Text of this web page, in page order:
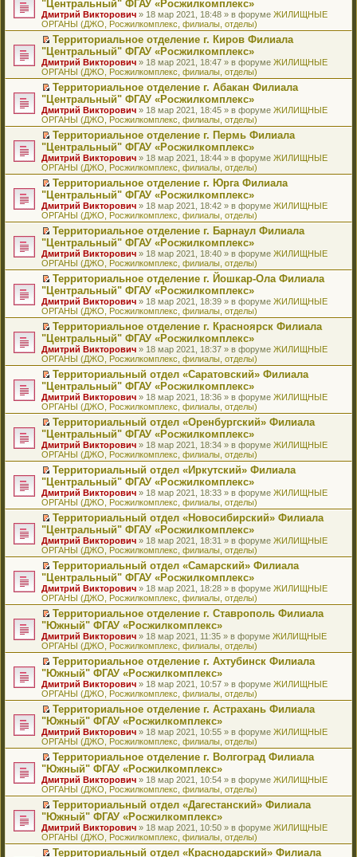
и
ю
щ
е
н
и
ю
у
с
о
о
б
щ
е
н
и
ю
н
н
о
м
с
о
о
б
щ
е
н
и
ю
и
т
а
н
н
о
м
у
с
о
о
б
щ
е
н
и
ю
е
п
р
о
ч
и
т
а
н
н
о
м
у
с
о
о
б
щ
е
н
и
ю
в
о
м
у
н
е
п
р
о
ч
и
т
а
н
н
о
м
у
с
о
о
б
щ
е
н
и
ю
и
к
п
е
р
в
о
м
у
н
е
п
р
о
ч
и
т
а
н
н
о
м
у
с
о
о
б
щ
е
н
и
ю
е
р
е
й
т
и
к
п
е
р
в
о
м
у
н
е
п
р
о
ч
и
т
а
н
н
о
м
у
с
о
о
б
щ
е
н
и
ю
"Центральный" ФГАУ «Росжилкомплекс»
Дмитрий Викторович » 18 мар 2021, 18:48 » в форуме ЖИЛИЩНЫЕ
ОРГАНЫ (ДЖО, Росжилкомплекс, филиалы, отделы)
П
е
р
е
й
т
и
к
п
е
р
в
о
м
у
н
е
п
р
о
ч
и
т
а
н
н
о
м
у
с
о
о
б
щ
е
н
и
ю
Территориальное отделение г. Киров Филиала
"Центральный" ФГАУ «Росжилкомплекс»
Дмитрий Викторович » 18 мар 2021, 18:47 » в форуме ЖИЛИЩНЫЕ
ОРГАНЫ (ДЖО, Росжилкомплекс, филиалы, отделы)
П
е
р
е
й
т
и
к
п
е
р
в
о
м
у
н
е
п
р
о
ч
и
т
а
н
н
о
м
у
с
о
о
б
щ
е
н
и
ю
Территориальное отделение г. Абакан Филиала
"Центральный" ФГАУ «Росжилкомплекс»
Дмитрий Викторович » 18 мар 2021, 18:45 » в форуме ЖИЛИЩНЫЕ
ОРГАНЫ (ДЖО, Росжилкомплекс, филиалы, отделы)
П
е
р
е
й
т
и
к
п
е
р
в
о
м
у
н
е
п
р
о
ч
и
т
а
н
н
о
м
у
с
о
о
б
щ
е
н
и
ю
Территориальное отделение г. Пермь Филиала
"Центральный" ФГАУ «Росжилкомплекс»
Дмитрий Викторович » 18 мар 2021, 18:44 » в форуме ЖИЛИЩНЫЕ
ОРГАНЫ (ДЖО, Росжилкомплекс, филиалы, отделы)
П
е
р
е
й
т
и
к
п
е
р
в
о
м
у
н
е
п
р
о
ч
и
т
а
н
н
о
м
у
с
о
о
б
щ
е
н
и
ю
Территориальное отделение г. Юрга Филиала
"Центральный" ФГАУ «Росжилкомплекс»
Дмитрий Викторович » 18 мар 2021, 18:42 » в форуме ЖИЛИЩНЫЕ
ОРГАНЫ (ДЖО, Росжилкомплекс, филиалы, отделы)
П
е
р
е
й
т
и
к
п
е
р
в
о
м
у
н
е
п
р
о
ч
и
т
а
н
н
о
м
у
с
о
о
б
щ
е
н
и
ю
Территориальное отделение г. Барнаул Филиала
"Центральный" ФГАУ «Росжилкомплекс»
Дмитрий Викторович » 18 мар 2021, 18:40 » в форуме ЖИЛИЩНЫЕ
ОРГАНЫ (ДЖО, Росжилкомплекс, филиалы, отделы)
П
е
р
е
й
т
и
к
п
е
р
в
о
м
у
н
е
п
р
о
ч
и
т
а
н
н
о
м
у
с
о
о
б
щ
е
н
и
ю
Территориальное отделение г. Йошкар-Ола Филиала
"Центральный" ФГАУ «Росжилкомплекс»
Дмитрий Викторович » 18 мар 2021, 18:39 » в форуме ЖИЛИЩНЫЕ
ОРГАНЫ (ДЖО, Росжилкомплекс, филиалы, отделы)
П
е
р
е
й
т
и
к
п
е
р
в
о
м
у
н
е
п
р
о
ч
и
т
а
н
н
о
м
у
с
о
о
б
щ
е
н
и
ю
Территориальное отделение г. Красноярск Филиала
"Центральный" ФГАУ «Росжилкомплекс»
Дмитрий Викторович » 18 мар 2021, 18:37 » в форуме ЖИЛИЩНЫЕ
ОРГАНЫ (ДЖО, Росжилкомплекс, филиалы, отделы)
П
е
р
е
й
т
и
к
п
е
р
в
о
м
у
н
е
п
р
о
ч
и
т
а
н
н
о
м
у
с
о
о
б
щ
е
н
и
ю
Территориальный отдел «Саратовский» Филиала
"Центральный" ФГАУ «Росжилкомплекс»
Дмитрий Викторович » 18 мар 2021, 18:36 » в форуме ЖИЛИЩНЫЕ
ОРГАНЫ (ДЖО, Росжилкомплекс, филиалы, отделы)
П
е
р
е
й
т
и
к
п
е
р
в
о
м
у
н
е
п
р
о
ч
и
т
а
н
н
о
м
у
с
о
о
б
щ
е
н
и
ю
Территориальный отдел «Оренбургский» Филиала
"Центральный" ФГАУ «Росжилкомплекс»
Дмитрий Викторович » 18 мар 2021, 18:34 » в форуме ЖИЛИЩНЫЕ
ОРГАНЫ (ДЖО, Росжилкомплекс, филиалы, отделы)
П
е
р
е
й
т
и
к
п
е
р
в
о
м
у
н
е
п
р
о
ч
и
т
а
н
н
о
м
у
с
о
о
б
щ
е
н
и
ю
Территориальный отдел «Иркутский» Филиала
"Центральный" ФГАУ «Росжилкомплекс»
Дмитрий Викторович » 18 мар 2021, 18:33 » в форуме ЖИЛИЩНЫЕ
ОРГАНЫ (ДЖО, Росжилкомплекс, филиалы, отделы)
П
е
р
е
й
т
и
к
п
е
р
в
о
м
у
н
е
п
р
о
ч
и
т
а
н
н
о
м
у
с
о
о
б
щ
е
Территориальный отдел «Новосибирский» Филиала
"Центральный" ФГАУ «Росжилкомплекс»
Дмитрий Викторович » 18 мар 2021, 18:31 » в форуме ЖИЛИЩНЫЕ
ОРГАНЫ (ДЖО, Росжилкомплекс, филиалы, отделы)
П
е
р
е
й
т
и
к
п
е
р
в
о
м
у
н
е
п
р
о
ч
и
т
а
н
н
о
м
у
с
Территориальный отдел «Самарский» Филиала
"Центральный" ФГАУ «Росжилкомплекс»
Дмитрий Викторович » 18 мар 2021, 18:28 » в форуме ЖИЛИЩНЫЕ
ОРГАНЫ (ДЖО, Росжилкомплекс, филиалы, отделы)
П
е
р
е
й
т
и
к
п
е
р
в
о
м
у
н
е
п
р
о
ч
и
т
а
н
Территориальное отделение г. Ставрополь Филиала
"Южный" ФГАУ «Росжилкомплекс»
Дмитрий Викторович » 18 мар 2021, 11:35 » в форуме ЖИЛИЩНЫЕ
ОРГАНЫ (ДЖО, Росжилкомплекс, филиалы, отделы)
П
е
р
е
й
т
и
к
п
е
р
в
о
м
у
н
е
п
р
о
Территориальное отделение г. Ахтубинск Филиала
"Южный" ФГАУ «Росжилкомплекс»
Дмитрий Викторович » 18 мар 2021, 10:57 » в форуме ЖИЛИЩНЫЕ
ОРГАНЫ (ДЖО, Росжилкомплекс, филиалы, отделы)
П
е
р
е
й
т
и
к
п
е
р
в
о
м
у
Территориальное отделение г. Астрахань Филиала
"Южный" ФГАУ «Росжилкомплекс»
Дмитрий Викторович » 18 мар 2021, 10:55 » в форуме ЖИЛИЩНЫЕ
ОРГАНЫ (ДЖО, Росжилкомплекс, филиалы, отделы)
П
е
р
е
й
т
и
к
п
е
Территориальное отделение г. Волгоград Филиала
"Южный" ФГАУ «Росжилкомплекс»
Дмитрий Викторович » 18 мар 2021, 10:54 » в форуме ЖИЛИЩНЫЕ
ОРГАНЫ (ДЖО, Росжилкомплекс, филиалы, отделы)
П
е
р
е
й
Территориальный отдел «Дагестанский» Филиала
"Южный" ФГАУ «Росжилкомплекс»
Дмитрий Викторович » 18 мар 2021, 10:50 » в форуме ЖИЛИЩНЫЕ
ОРГАНЫ (ДЖО, Росжилкомплекс, филиалы, отделы)
Территориальный отдел «Краснодарский» Филиала